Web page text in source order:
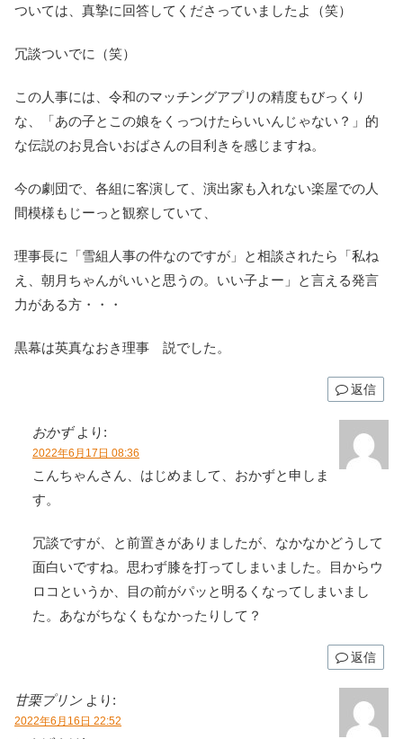
ついては、真摯に回答してくださっていましたよ（笑）
冗談ついでに（笑）
この人事には、令和のマッチングアプリの精度もびっくり
な、「あの子とこの娘をくっつけたらいいんじゃない？」的
な伝説のお見合いおばさんの目利きを感じますね。
今の劇団で、各組に客演して、演出家も入れない楽屋での人
間模様もじーっと観察していて、
理事長に「雪組人事の件なのですが」と相談されたら「私ね
え、朝月ちゃんがいいと思うの。いい子よー」と言える発言
力がある方・・・
黒幕は英真なおき理事 説でした。
返信
おかず より:
2022年6月17日 08:36
こんちゃんさん、はじめまして、おかずと申しま
す。
冗談ですが、と前置きがありましたが、なかなかどうして
面白いですね。思わず膝を打ってしまいました。目からウ
ロコというか、目の前がパッと明るくなってしまいまし
た。あながちなくもなかったりして？
返信
甘栗プリン より:
2022年6月16日 22:52